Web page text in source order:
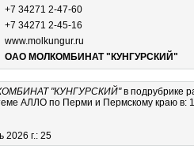
+7 34271 2-47-60
+7 34271 2-45-16
www.molkungur.ru
ОАО МОЛКОМБИНАТ "КУНГУРСКИЙ"
"КУНГУРСКИЙ"в подрубрике
АЛЛО по Перми и Пермскому краю в:
2026 г.: 25